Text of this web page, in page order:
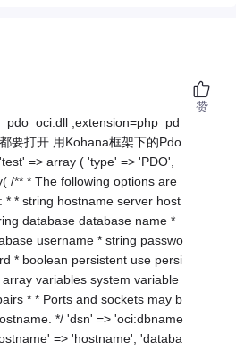
;extension=php_pd
要打开 用Kohana框架下的Pdo
=> array ( 'type' => 'PDO',
/** * The following options are
* * string hostname server host
database database name *
username * string passwo
* boolean persistent use persi
variables system variable
* * Ports and sockets may b
*/ 'dsn' => 'oci:dbname
=> 'hostname', 'databa
赞